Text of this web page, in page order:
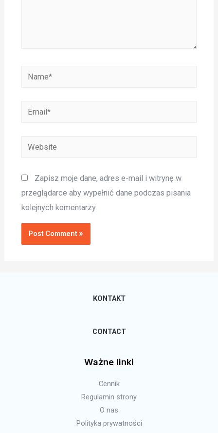
Name*
Email*
Website
Zapisz moje dane, adres e-mail i witrynę w
przeglądarce aby wypełnić dane podczas pisania
kolejnych komentarzy.
KONTAKT
CONTACT
Ważne linki
Cennik
Regulamin strony
O nas
Polityka prywatności